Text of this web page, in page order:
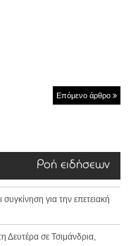
Επόμενο άρθρο
Ροή ειδήσεων
για την επετειακή
Δευτέρα σε Τσιμάνδρια,